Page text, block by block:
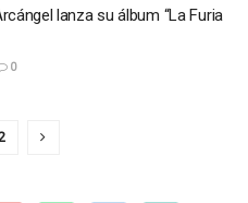
lanza su álbum “La Furia
0